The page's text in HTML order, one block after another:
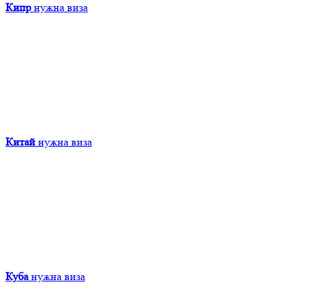
Кипр нужна виза
Китай нужна виза
Куба нужна виза